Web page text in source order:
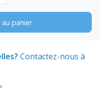
panier
Contactez-nous à